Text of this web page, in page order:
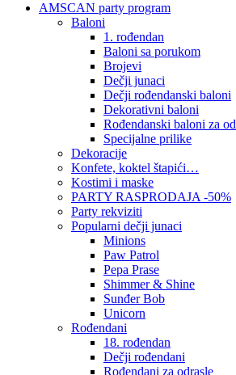
AMSCAN party program
Baloni
1. rođendan
Baloni sa porukom
Brojevi
Dečji junaci
Dečji rođendanski baloni
Dekorativni baloni
Rođendanski baloni za
Specijalne prilike
Dekoracije
Konfete, koktel štapići…
Kostimi i maske
PARTY RASPRODAJA -50%
Party rekviziti
Popularni dečji junaci
Minions
Paw Patrol
Pepa Prase
Shimmer & Shine
Sunđer Bob
Unicorn
Rođendani
18. rođendan
Dečji rođendani
Rođendani za odrasle